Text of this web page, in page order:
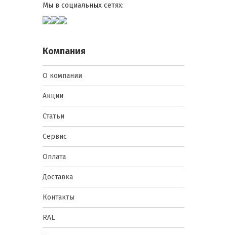
Мы в социальных сетях:
Компания
О компании
Акции
Статьи
Сервис
Оплата
Доставка
Контакты
RAL